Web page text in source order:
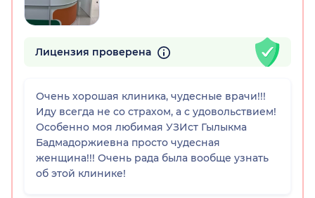
Лицензия проверена
Очень хорошая клиника, чудесные врачи!!!
Иду всегда не со страхом, а с удовольствием!
Особенно моя любимая УЗИст Гылыкма
Бадмадоржиевна просто чудесная
женщина!!! Очень рада была вообще узнать
об этой клинике!